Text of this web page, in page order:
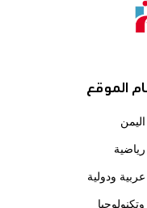
الموقع
اليمن
رياضية
عربية ودولية